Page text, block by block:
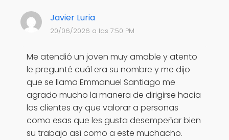
Javier Luria
20/06/2026 a las 7:50 PM
Me atendió un joven muy amable y atento
le pregunté cuál era su nombre y me dijo
que se llama Emmanuel Santiago me
agrado mucho la manera de dirigirse hacia
los clientes ay que valorar a personas
como esas que les gusta desempeñar bien
su trabajo así como a este muchacho.